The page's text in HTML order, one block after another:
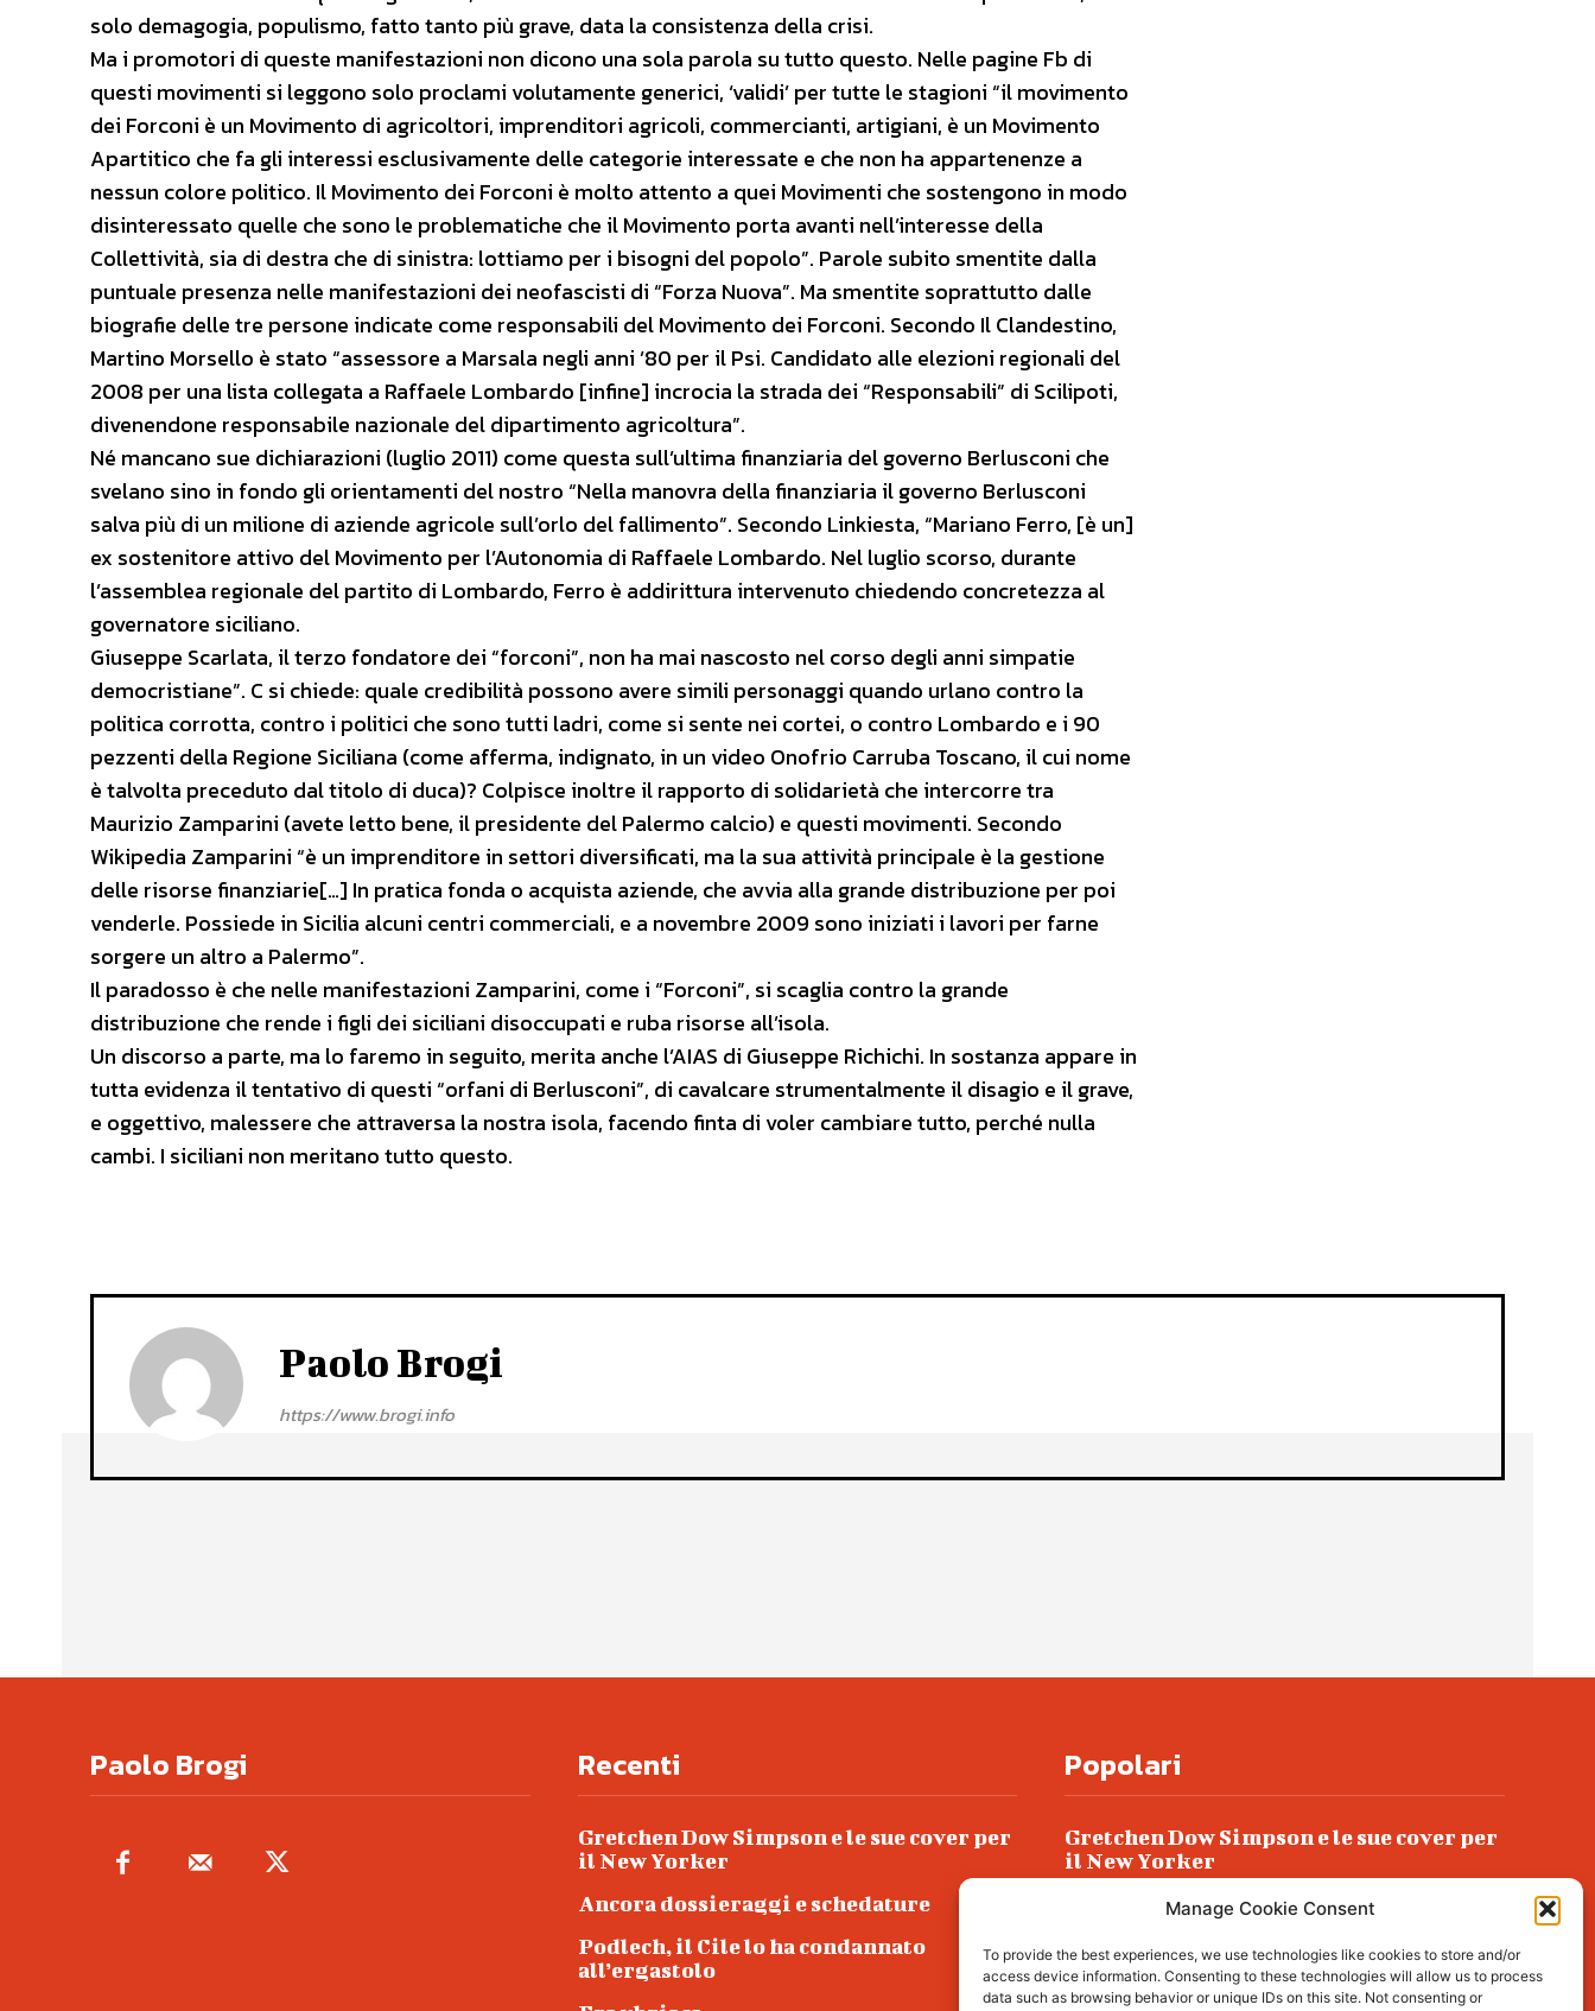
Manage Cookie Consent
To provide the best experiences, we use technologies like cookies to store and/or
access device information. Consenting to these technologies will allow us to process
data such as browsing behavior or unique IDs on this site. Not consenting or
solo demagogia, populismo, fatto tanto più grave, data la consistenza della crisi.
Ma i promotori di queste manifestazioni non dicono una sola parola su tutto questo. Nelle pagine Fb di
questi movimenti si leggono solo proclami volutamente generici, ‘validi’ per tutte le stagioni “il movimento
dei Forconi è un Movimento di agricoltori, imprenditori agricoli, commercianti, artigiani, è un Movimento
Apartitico che fa gli interessi esclusivamente delle categorie interessate e che non ha appartenenze a
nessun colore politico. Il Movimento dei Forconi è molto attento a quei Movimenti che sostengono in modo
disinteressato quelle che sono le problematiche che il Movimento porta avanti nell’interesse della
Collettività, sia di destra che di sinistra: lottiamo per i bisogni del popolo”. Parole subito smentite dalla
puntuale presenza nelle manifestazioni dei neofascisti di “Forza Nuova”. Ma smentite soprattutto dalle
biografie delle tre persone indicate come responsabili del Movimento dei Forconi. Secondo Il Clandestino,
Martino Morsello è stato “assessore a Marsala negli anni ’80 per il Psi. Candidato alle elezioni regionali del
2008 per una lista collegata a Raffaele Lombardo [infine] incrocia la strada dei “Responsabili” di Scilipoti,
divenendone responsabile nazionale del dipartimento agricoltura”.
Né mancano sue dichiarazioni (luglio 2011) come questa sull’ultima finanziaria del governo Berlusconi che
svelano sino in fondo gli orientamenti del nostro “Nella manovra della finanziaria il governo Berlusconi
salva più di un milione di aziende agricole sull’orlo del fallimento”. Secondo Linkiesta, “Mariano Ferro, [è un]
ex sostenitore attivo del Movimento per l’Autonomia di Raffaele Lombardo. Nel luglio scorso, durante
l’assemblea regionale del partito di Lombardo, Ferro è addirittura intervenuto chiedendo concretezza al
governatore siciliano.
Giuseppe Scarlata, il terzo fondatore dei “forconi”, non ha mai nascosto nel corso degli anni simpatie
democristiane”. C si chiede: quale credibilità possono avere simili personaggi quando urlano contro la
politica corrotta, contro i politici che sono tutti ladri, come si sente nei cortei, o contro Lombardo e i 90
pezzenti della Regione Siciliana (come afferma, indignato, in un video Onofrio Carruba Toscano, il cui nome
è talvolta preceduto dal titolo di duca)? Colpisce inoltre il rapporto di solidarietà che intercorre tra
Maurizio Zamparini (avete letto bene, il presidente del Palermo calcio) e questi movimenti. Secondo
Wikipedia Zamparini “è un imprenditore in settori diversificati, ma la sua attività principale è la gestione
delle risorse finanziarie[…] In pratica fonda o acquista aziende, che avvia alla grande distribuzione per poi
venderle. Possiede in Sicilia alcuni centri commerciali, e a novembre 2009 sono iniziati i lavori per farne
sorgere un altro a Palermo”.
Il paradosso è che nelle manifestazioni Zamparini, come i “Forconi”, si scaglia contro la grande
distribuzione che rende i figli dei siciliani disoccupati e ruba risorse all’isola.
Un discorso a parte, ma lo faremo in seguito, merita anche l’AIAS di Giuseppe Richichi. In sostanza appare in
tutta evidenza il tentativo di questi “orfani di Berlusconi”, di cavalcare strumentalmente il disagio e il grave,
e oggettivo, malessere che attraversa la nostra isola, facendo finta di voler cambiare tutto, perché nulla
cambi. I siciliani non meritano tutto questo.
Paolo Brogi
https://www.brogi.info
Paolo Brogi Recenti
Gretchen Dow Simpson e le sue cover per
il New Yorker
Ancora dossieraggi e schedature
Podlech, il Cile lo ha condannato
all’ergastolo
Popolari
Gretchen Dow Simpson e le sue cover per
il New Yorker
Ancora dossieraggi e schedature
Podlech, il Cile lo ha condannato
all’ergastolo